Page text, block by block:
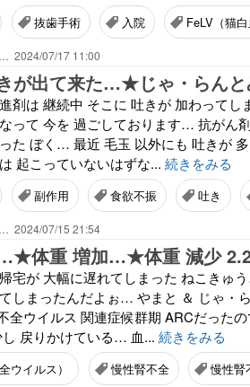
抜歯手術 入院 FeLV（猫
2024/07/17 11:00
が出て来た…★じゃ・らん
剤は 継続中 そこに 吐きが 加わって
って 今を 過ごしております… 抗がん
た ぼく… 最近 毛玉 以外にも 吐きが
起こっていないはずな... 続きをみる
副作用 食欲不振 吐き
2024/07/15 21:54
…★体重 増加…★体重 減少
宅が 大幅に遅れてしまった ねこきゅ
しまったんだよぉ… やまと ＆ じゃ・
ウイルス 関連症候群期 ARCだった
戻りかけている… 血... 続きをみる
ウイルス） 慢性腎不全 慢性